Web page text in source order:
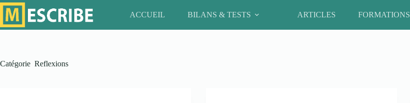
Passer
au
contenu
ACCUEIL BILANS & TESTS ARTICLES FORMATIONS
Catégorie Reflexions